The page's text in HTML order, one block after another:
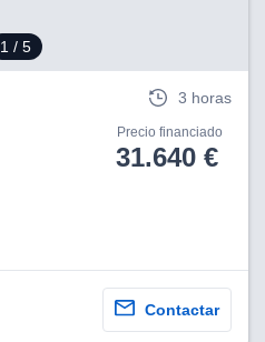
1 / 5
3 horas
Precio financiado
31.640 €
Contactar